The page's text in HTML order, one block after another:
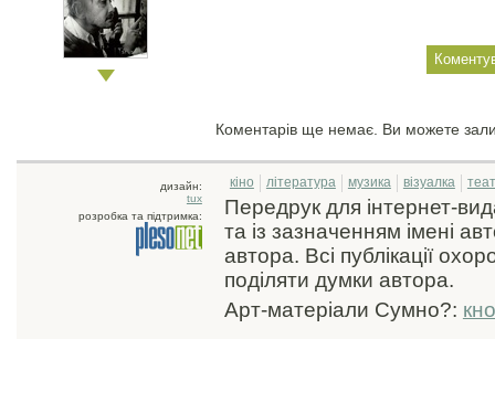
Коментарів ще немає. Ви можете
дизайн:
tux
розробка та підтримка:
кіно література музика візуалка
Передрук для інтернет-
та із зазначенням імені
автора. Всі публікації
поділяти думки автора.
Арт-матеріали Сумно?: